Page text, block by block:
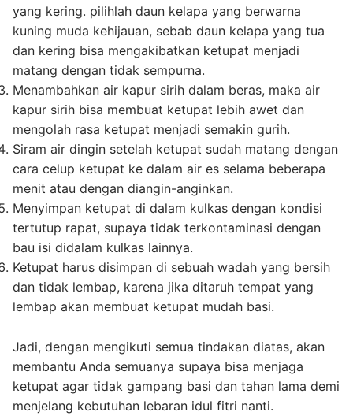
yang kering. pilihlah daun kelapa yang berwarna
kuning muda kehijauan, sebab daun kelapa yang tua
dan kering bisa mengakibatkan ketupat menjadi
matang dengan tidak sempurna.
Menambahkan air kapur sirih dalam beras, maka air
kapur sirih bisa membuat ketupat lebih awet dan
mengolah rasa ketupat menjadi semakin gurih.
Siram air dingin setelah ketupat sudah matang dengan
cara celup ketupat ke dalam air es selama beberapa
menit atau dengan diangin-anginkan.
Menyimpan ketupat di dalam kulkas dengan kondisi
tertutup rapat, supaya tidak terkontaminasi dengan
bau isi didalam kulkas lainnya.
Ketupat harus disimpan di sebuah wadah yang bersih
dan tidak lembap, karena jika ditaruh tempat yang
lembap akan membuat ketupat mudah basi.
Jadi, dengan mengikuti semua tindakan diatas, akan
membantu Anda semuanya supaya bisa menjaga
ketupat agar tidak gampang basi dan tahan lama demi
menjelang kebutuhan lebaran idul fitri nanti.